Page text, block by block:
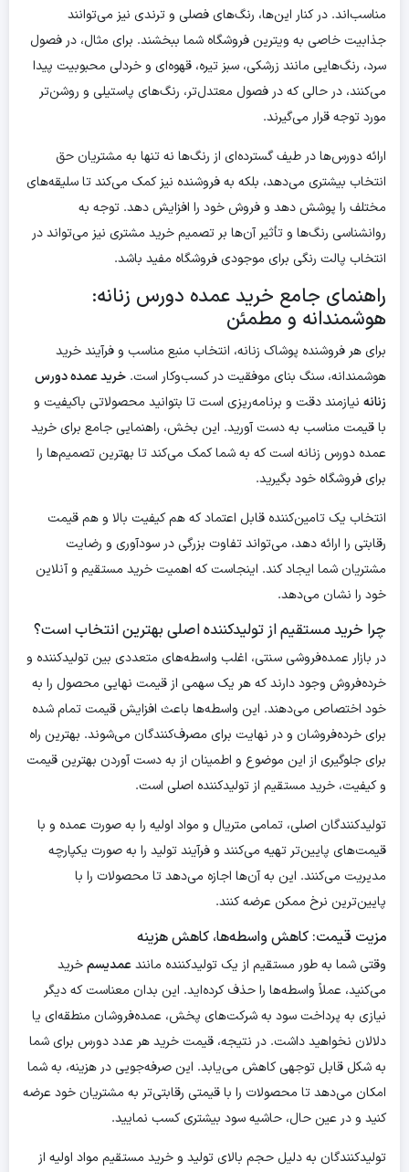
مناسب‌اند. در کنار این‌ها، رنگ‌های فصلی و ترندی نیز می‌توانند
جذابیت خاصی به ویترین فروشگاه شما ببخشند. برای مثال، در فصول
سرد، رنگ‌هایی مانند زرشکی، سبز تیره، قهوه‌ای و خردلی محبوبیت پیدا
می‌کنند، در حالی که در فصول معتدل‌تر، رنگ‌های پاستیلی و روشن‌تر
مورد توجه قرار می‌گیرند.
ارائه دورس‌ها در طیف گسترده‌ای از رنگ‌ها نه تنها به مشتریان حق
انتخاب بیشتری می‌دهد، بلکه به فروشنده نیز کمک می‌کند تا سلیقه‌های
مختلف را پوشش دهد و فروش خود را افزایش دهد. توجه به
روانشناسی رنگ‌ها و تأثیر آن‌ها بر تصمیم خرید مشتری نیز می‌تواند در
انتخاب پالت رنگی برای موجودی فروشگاه مفید باشد.
راهنمای جامع خرید عمده دورس زنانه:
هوشمندانه و مطمئن
برای هر فروشنده پوشاک زنانه، انتخاب منبع مناسب و فرآیند خرید
هوشمندانه، سنگ بنای موفقیت در کسب‌وکار است. خرید عمده دورس
زنانه نیازمند دقت و برنامه‌ریزی است تا بتوانید محصولاتی باکیفیت و
با قیمت مناسب به دست آورید. این بخش، راهنمایی جامع برای خرید
عمده دورس زنانه است که به شما کمک می‌کند تا بهترین تصمیم‌ها را
برای فروشگاه خود بگیرید.
انتخاب یک تامین‌کننده قابل اعتماد که هم کیفیت بالا و هم قیمت
رقابتی را ارائه دهد، می‌تواند تفاوت بزرگی در سودآوری و رضایت
مشتریان شما ایجاد کند. اینجاست که اهمیت خرید مستقیم و آنلاین
خود را نشان می‌دهد.
چرا خرید مستقیم از تولیدکننده اصلی بهترین انتخاب است؟
در بازار عمده‌فروشی سنتی، اغلب واسطه‌های متعددی بین تولیدکننده و
خرده‌فروش وجود دارند که هر یک سهمی از قیمت نهایی محصول را به
خود اختصاص می‌دهند. این واسطه‌ها باعث افزایش قیمت تمام شده
برای خرده‌فروشان و در نهایت برای مصرف‌کنندگان می‌شوند. بهترین راه
برای جلوگیری از این موضوع و اطمینان از به دست آوردن بهترین قیمت
و کیفیت، خرید مستقیم از تولیدکننده اصلی است.
تولیدکنندگان اصلی، تمامی متریال و مواد اولیه را به صورت عمده و با
قیمت‌های پایین‌تر تهیه می‌کنند و فرآیند تولید را به صورت یکپارچه
مدیریت می‌کنند. این به آن‌ها اجازه می‌دهد تا محصولات را با
پایین‌ترین نرخ ممکن عرضه کنند.
مزیت قیمت: کاهش واسطه‌ها، کاهش هزینه
وقتی شما به طور مستقیم از یک تولیدکننده مانندعمدیسمخرید
می‌کنید، عملاً واسطه‌ها را حذف کرده‌اید. این بدان معناست که دیگر
نیازی به پرداخت سود به شرکت‌های پخش، عمده‌فروشان منطقه‌ای یا
دلالان نخواهید داشت. در نتیجه، قیمت خرید هر عدد دورس برای شما
به شکل قابل توجهی کاهش می‌یابد. این صرفه‌جویی در هزینه، به شما
امکان می‌دهد تا محصولات را با قیمتی رقابتی‌تر به مشتریان خود عرضه
کنید و در عین حال، حاشیه سود بیشتری کسب نمایید.
تولیدکنندگان به دلیل حجم بالای تولید و خرید مستقیم مواد اولیه از